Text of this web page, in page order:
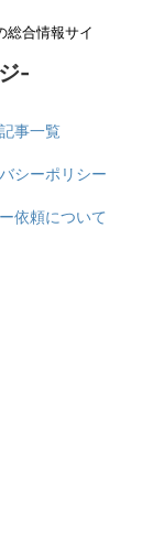
総合情報サイ
-
記事一覧
シーポリシー
依頼について